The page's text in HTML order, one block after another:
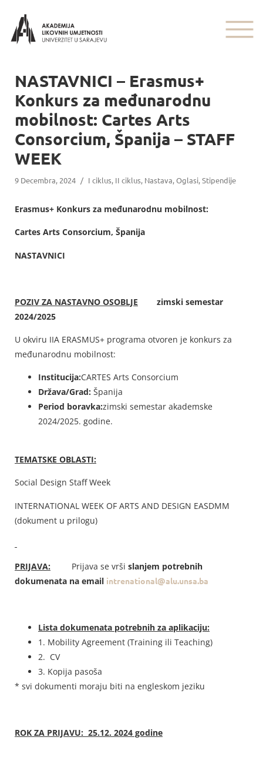
NASTAVNICI – Erasmus+
Konkurs za međunarodnu
mobilnost: Cartes Arts
Consorcium, Španija – STAFF
WEEK
9 Decembra, 2024 / I ciklus, II ciklus, Nastava,Oglasi,Stipendije
Erasmus+ Konkurs za međunarodnu mobilnost:
Cartes Arts Consorcium, Španija
NASTAVNICI
POZIV ZA NASTAVNO OSOBLJE zimski semestar
2024/2025
U okviru IIA ERASMUS+ programa otvoren je konkurs za
međunarodnu mobilnost:
Institucija:CARTES Arts Consorcium
Država/Grad: Španija
Period boravka:zimski semestar akademske
2024/2025. godine.
TEMATSKE OBLASTI:
Social Design Staff Week
INTERNATIONAL WEEK OF ARTS AND DESIGN EASDMM
(dokument u prilogu)
PRIJAVA: Prijava se vrši slanjem potrebnih
dokumenata na email intrenational@alu.unsa.ba
Lista dokumenata potrebnih za aplikaciju:
1. Mobility Agreement (Training ili Teaching)
2. CV
3. Kopija pasoša
* svi dokumenti moraju biti na engleskom jeziku
ROK ZA PRIJAVU: 25.12. 2024 godine